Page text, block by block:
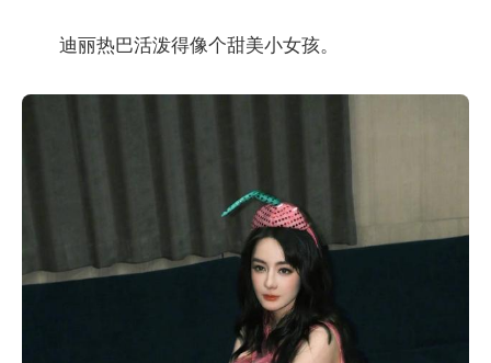
迪丽热巴活泼得像个甜美小女孩。